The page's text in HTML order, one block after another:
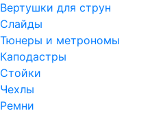
Вертушки для струн
Слайды
Тюнеры и метрономы
Каподастры
Стойки
Чехлы
Ремни